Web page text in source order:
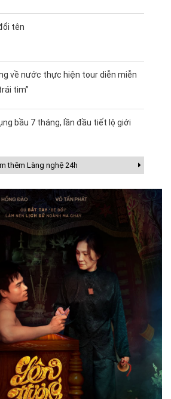
tên
về nước thực hiện tour diễn miễn
tim”
bầu 7 tháng, lần đầu tiết lộ giới
thêm Làng nghệ 24h